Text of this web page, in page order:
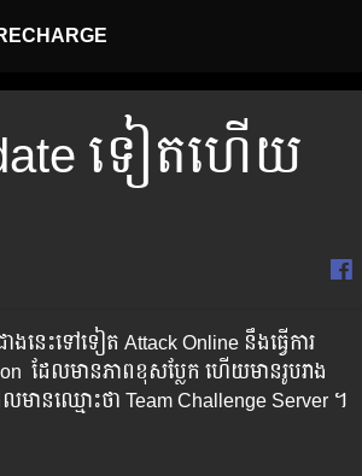
ទៀត​ហើយ
ង​នេះ​ទៅ​ទៀត​ Attack Online នឹងធ្វើការ
ដែល​មាន​ភាព​ខុស​ប្លែក​ ហើយ​មាន​រូប​រាង​
ល​មាន​ឈ្មោះ​ថា​ Team Challenge Server ។​